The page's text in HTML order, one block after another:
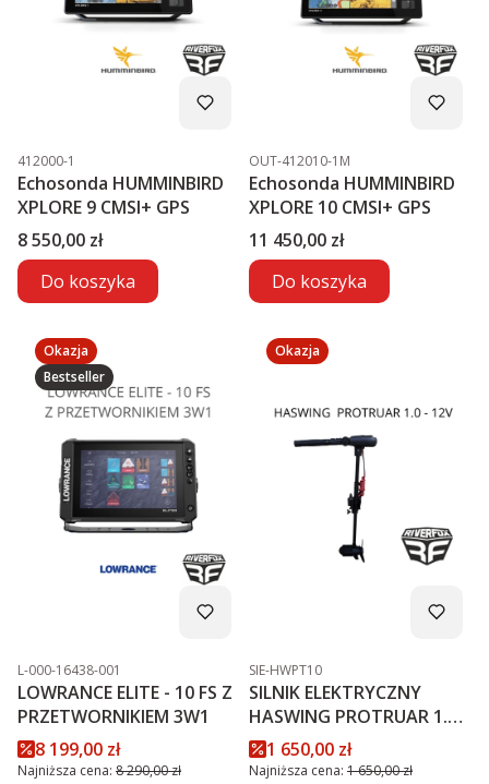
Kod produktu
412000-1
Echosonda HUMMINBIRD
XPLORE 9 CMSI+ GPS
Cena
8 550,00 zł
Do koszyka
Kod produktu
OUT-412010-1M
Echosonda HUMMINBIRD
XPLORE 10 CMSI+ GPS
Cena
11 450,00 zł
Do koszyka
Okazja
Bestseller
Kod produktu
L-000-16438-001
LOWRANCE ELITE - 10 FS Z
PRZETWORNIKIEM 3W1
Cena promocyjna
8 199,00 zł
Najniższa cena: 8 290,00 zł
Okazja
Kod produktu
SIE-HWPT10
SILNIK ELEKTRYCZNY
HASWING PROTRUAR 1.0 -
12VCena promocyjna
1 650,00 zł
Najniższa cena: 1 650,00 zł